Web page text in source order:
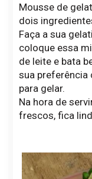
Mousse de
dois
Faça a sua
coloque essa
de leite e bata
sua preferência
para gelar.
Na hora de
frescos, fica